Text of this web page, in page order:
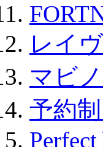
レイ
マビ
予約